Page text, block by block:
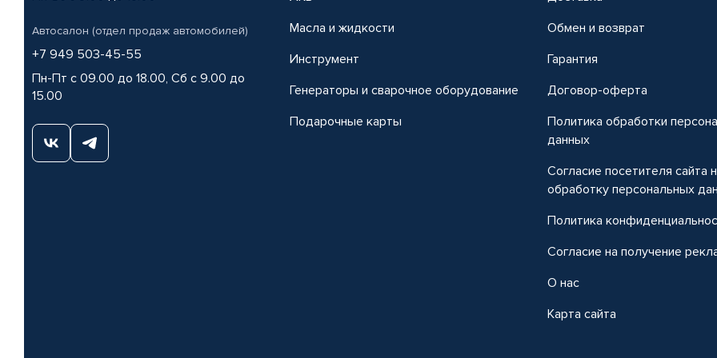
Автосалон (отдел продаж автомобилей)
+7 949 503-45-55
Пн-Пт с 09.00 до 18.00, Сб с 9.00 до
15.00
Масла и жидкости
Инструмент
Генераторы и сварочное оборудование
Подарочные карты
Обмен и возврат
Гарантия
Договор-оферта
Политика обработки
данных
Согласие посетителя сайта
обработку персональных
Политика
Согласие на получение
О нас
Карта сайта